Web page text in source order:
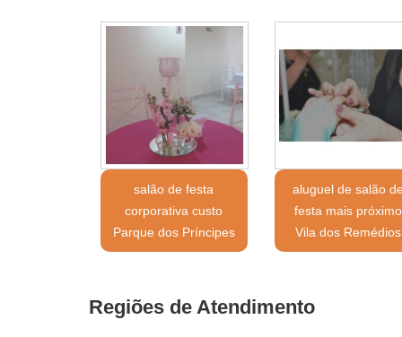
salão de festa
corporativa custo
Parque dos Príncipes
aluguel de salão
festa mais próximo
Vila dos Remédios
Regiões de Atendimento